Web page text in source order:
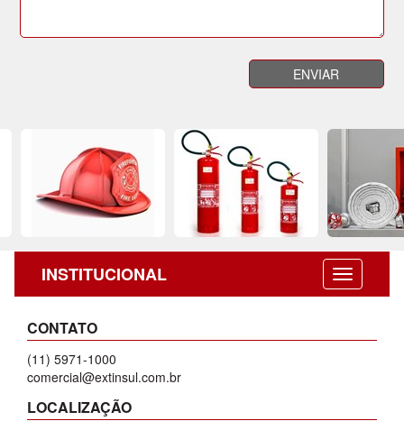
INSTITUCIONAL
CONTATO
(11) 5971-1000
comercial@extinsul.com.br
LOCALIZAÇÃO